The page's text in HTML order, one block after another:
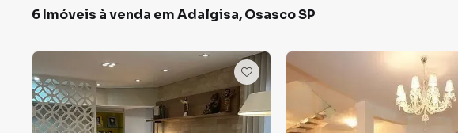
6 Imóveis à venda em Adalgisa, Osasco SP